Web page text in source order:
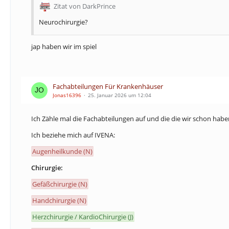
Zitat von DarkPrince
Neurochirurgie?
jap haben wir im spiel
Fachabteilungen Für Krankenhäuser
Jonas16396 25. Januar 2026 um 12:04
Ich Zähle mal die Fachabteilungen auf und die die wir schon
Ich beziehe mich auf IVENA:
Augenheilkunde (N)
Chirurgie:
Gefäßchirurgie (N)
Handchirurgie (N)
Herzchirurgie / KardioChirurgie (J)